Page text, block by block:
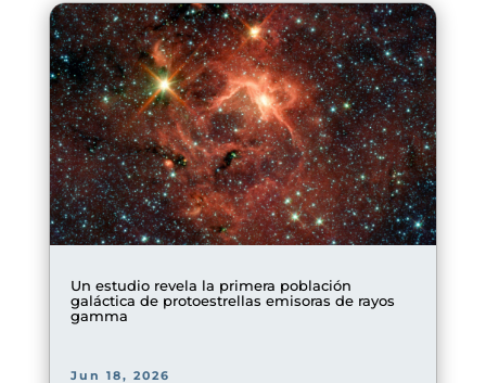
Un estudio revela la primera población
galáctica de protoestrellas emisoras de rayos
gamma
Jun 18, 2026